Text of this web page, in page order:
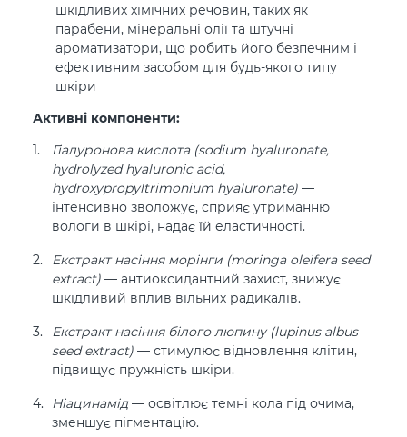
шкідливих хімічних речовин, таких як
парабени, мінеральні олії та штучні
ароматизатори, що робить його безпечним і
ефективним засобом для будь-якого типу
шкіри
Активні компоненти:
Гіалуронова кислота (sodium hyaluronate,
hydrolyzed hyaluronic acid,
hydroxypropyltrimonium hyaluronate) —
інтенсивно зволожує, сприяє утриманню
вологи в шкірі, надає їй еластичності.
Екстракт насіння морінги (moringa oleifera seed
extract) — антиоксидантний захист, знижує
шкідливий вплив вільних радикалів.
Екстракт насіння білого люпину (lupinus albus
seed extract) — стимулює відновлення клітин,
підвищує пружність шкіри.
Ніацинамід — освітлює темні кола під очима,
зменшує пігментацію.